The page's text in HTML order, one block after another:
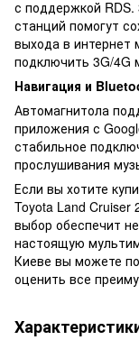
с поддержкой RDS.
станций помогут
выхода в интернет
подключить 3G/4G
Навигация и
Автомагнитола
приложения с
стабильное
прослушивания
Если вы хотите
Toyota Land Cruiser
выбор обеспечит
настоящую
Киеве вы можете
оценить все